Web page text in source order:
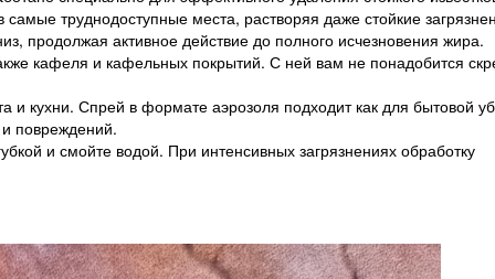
труднодоступные места, растворяя даже стойкие
продолжая активное действие до полного исчезновения жира.
кафеля и кафельных покрытий. С ней вам не понадобится
и кухни. Спрей в формате аэрозоля подходит как для бытовой
повреждений.
и смойте водой. При интенсивных загрязнениях обработку